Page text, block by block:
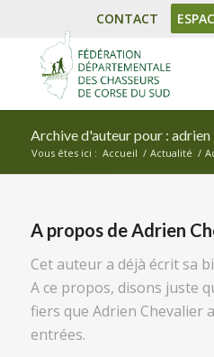
CONTACT
Archive d'auteur pour : adrien
Vous êtes ici : Accueil / Actualité /
A propos deAdrien
Cet auteur a déjà écrit sa
A ce propos, disons juste
fiers que Adrien Chevalier
entrées.